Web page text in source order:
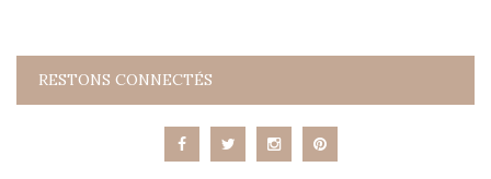
RESTONS CONNECTÉS